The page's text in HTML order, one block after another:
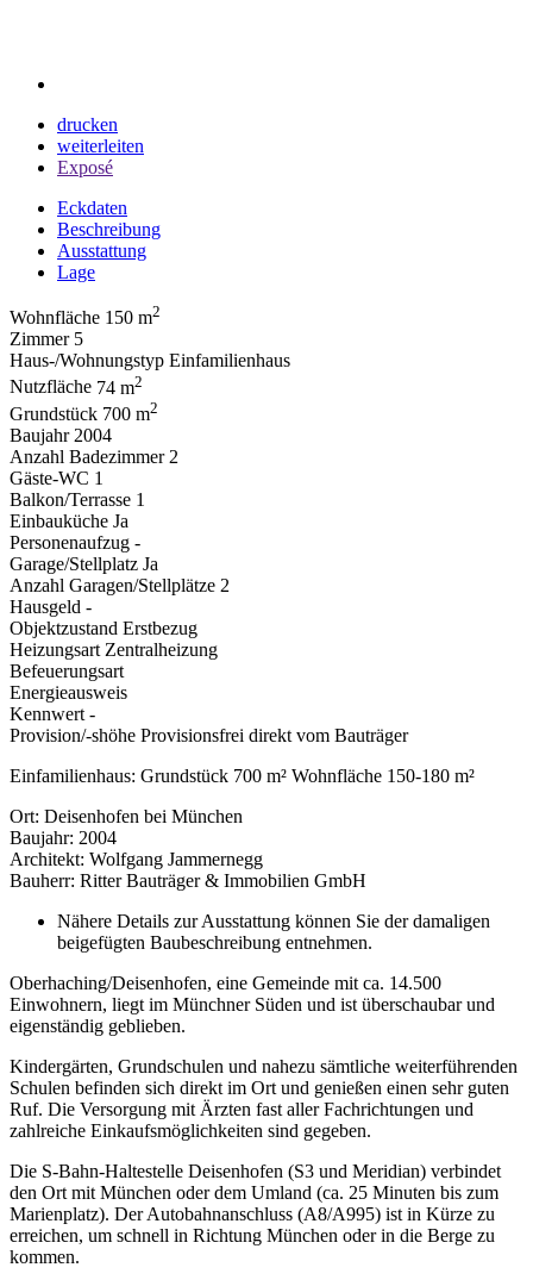
drucken
weiterleiten
Exposé
Eckdaten
Beschreibung
Ausstattung
Lage
Wohnfläche 150 m2
Zimmer 5
Haus-/Wohnungstyp Einfamilienhaus
Nutzfläche 74 m2
Grundstück 700 m2
Baujahr 2004
Anzahl Badezimmer 2
Gäste-WC 1
Balkon/Terrasse 1
Einbauküche Ja
Personenaufzug -
Garage/Stellplatz Ja
Anzahl Garagen/Stellplätze 2
Hausgeld -
Objektzustand Erstbezug
Heizungsart Zentralheizung
Befeuerungsart
Energieausweis
Kennwert -
Provision/-shöhe Provisionsfrei direkt vom Bauträger
Einfamilienhaus: Grundstück 700 m² Wohnfläche 150-180 m²
Ort: Deisenhofen bei München
Baujahr: 2004
Architekt: Wolfgang Jammernegg
Bauherr: Ritter Bauträger & Immobilien GmbH
Nähere Details zur Ausstattung können Sie der damaligen
beigefügten Baubeschreibung entnehmen.
Oberhaching/Deisenhofen, eine Gemeinde mit ca. 14.500
Einwohnern, liegt im Münchner Süden und ist überschaubar und
eigenständig geblieben.
Kindergärten, Grundschulen und nahezu sämtliche weiterführenden
Schulen befinden sich direkt im Ort und genießen einen sehr guten
Ruf. Die Versorgung mit Ärzten fast aller Fachrichtungen und
zahlreiche Einkaufsmöglichkeiten sind gegeben.
Die S-Bahn-Haltestelle Deisenhofen (S3 und Meridian) verbindet
den Ort mit München oder dem Umland (ca. 25 Minuten bis zum
Marienplatz). Der Autobahnanschluss (A8/A995) ist in Kürze zu
erreichen, um schnell in Richtung München oder in die Berge zu
kommen.